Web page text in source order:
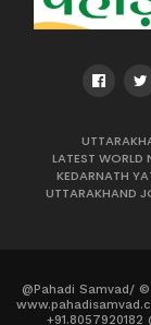
LATEST WORLD
KEDARNATH
UTTARAKHAND
@Pahadi Samvad/